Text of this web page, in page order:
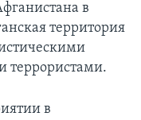
в
территория
террористами.
в